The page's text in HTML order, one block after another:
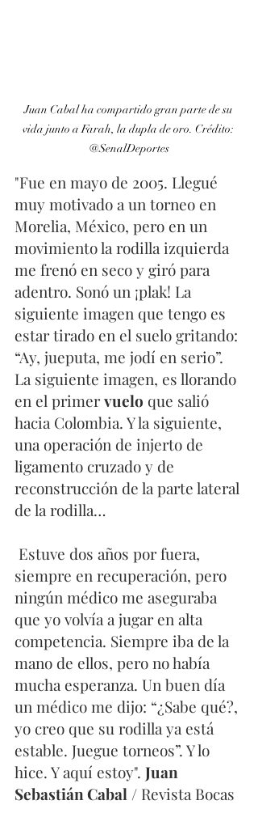
Juan Cabal ha compartido gran parte de su
vida junto a Farah, la dupla de oro. Crédito:
@SenalDeportes
"Fue en mayo de 2005. Llegué
muy motivado a un torneo en
Morelia, México, pero en un
movimiento la rodilla izquierda
me frenó en seco y giró para
adentro. Sonó un ¡plak! La
siguiente imagen que tengo es
estar tirado en el suelo gritando:
“Ay, jueputa, me jodí en serio”.
La siguiente imagen, es llorando
en el primer vuelo que salió
hacia Colombia. Y la siguiente,
una operación de injerto de
ligamento cruzado y de
reconstrucción de la parte lateral
de la rodilla…
siempre en recuperación, pero
ningún médico me aseguraba
que yo volvía a jugar en alta
competencia. Siempre iba de la
mano de ellos, pero no había
mucha esperanza. Un buen día
un médico me dijo: “¿Sabe qué?,
yo creo que su rodilla ya está
estable. Juegue torneos”. Y lo
hice. Y aquí estoy". Juan
Sebastián Cabal / Revista Bocas